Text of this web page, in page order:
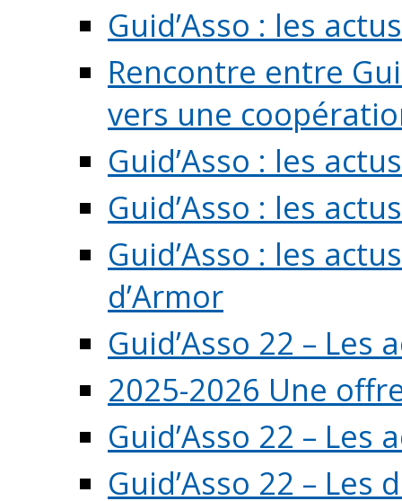
Guid’Asso : les
Rencontre entre
vers une
Guid’Asso : les
Guid’Asso : les
Guid’Asso : les
d’Armor
Guid’Asso 22 – Les
2025-2026 Une
Guid’Asso 22 –
Guid’Asso 22 – Les